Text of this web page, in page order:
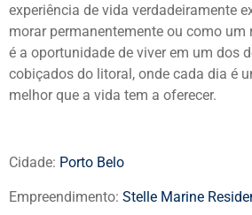
experiência de vida verdadeiramente
morar permanentemente ou como um
é a oportunidade de viver em um dos
cobiçados do litoral, onde cada dia é
melhor que a vida tem a oferecer.
Cidade: Porto Belo
Empreendimento: Stelle Marine